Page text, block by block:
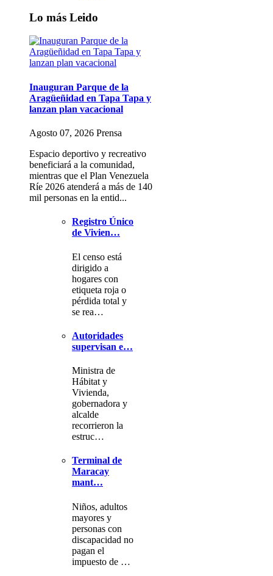
Lo más Leido
Inauguran Parque de la
Aragüeñidad en Tapa Tapa y
lanzan plan vacacional
Agosto 07, 2026 Prensa
Espacio deportivo y recreativo
beneficiará a la comunidad,
mientras que el Plan Venezuela
Ríe 2026 atenderá a más de 140
mil personas en la entid...
Registro Único
de Vivien…
El censo está
dirigido a
hogares con
etiqueta roja o
pérdida total y
se rea…
Autoridades
supervisan e…
Ministra de
Hábitat y
Vivienda,
gobernadora y
alcalde
recorrieron la
estruc…
Terminal de
Maracay
mant…
Niños, adultos
mayores y
personas con
discapacidad no
pagan el
impuesto de …